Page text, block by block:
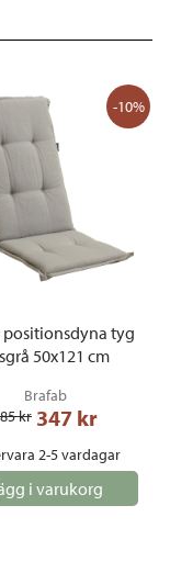
-10%
positionsdyna tyg
50x121 cm
Brafab
kr 347 kr
2-5 vardagar
i varukorg